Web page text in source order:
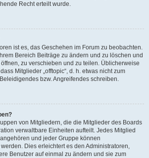
Recht erteilt wurde.
ist es, das Geschehen im Forum zu beobachten.
Bereich Beiträge zu ändern und zu löschen und
zu verschieben und zu teilen. Üblicherweise
Mitglieder „offtopic“, d. h. etwas nicht zum
bzw. Angreifendes schreiben.
von Mitgliedern, die die Mitglieder des Boards
verwaltbare Einheiten aufteilt. Jedes Mitglied
und jeder Gruppe können
Dies erleichtert es den Administratoren,
Benutzer auf einmal zu ändern und sie zum